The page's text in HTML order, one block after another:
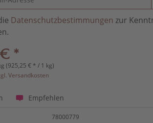
Datenschutzbestimmungen zur
*
(925,25 € * / 1 kg)
Versandkosten
Empfehlen
78000779